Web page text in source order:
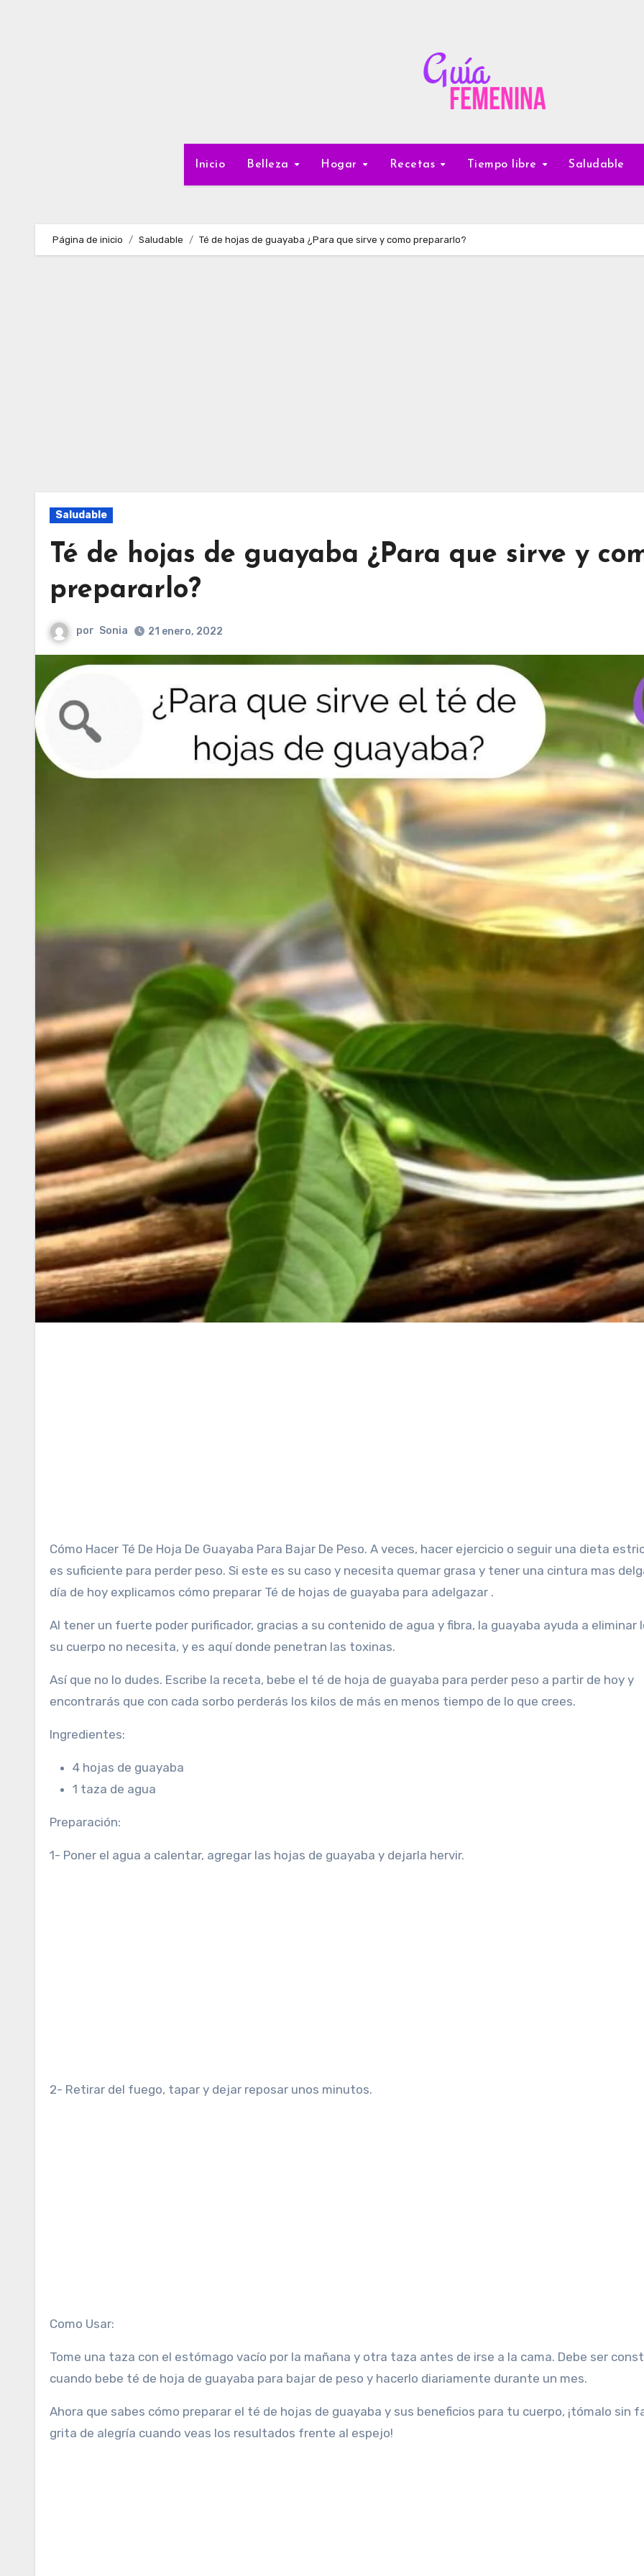
Inicio Belleza Hogar Recetas Tiempo libre Saludable
Página de inicio Saludable Té de hojas de guayaba ¿Para que sirve y como prepararlo?
Saludable
Té de hojas de guayaba ¿Para que sirve y
prepararlo?
por Sonia 21 enero, 2022
Cómo Hacer Té De Hoja De Guayaba Para Bajar De Peso. A veces, hacer ejercicio o seguir una dieta estricta no
es suficiente para perder peso. Si este es su caso y necesita quemar grasa y tener una cintura mas
día de hoy explicamos cómo preparar Té de hojas de guayaba para adelgazar .
Al tener un fuerte poder purificador, gracias a su contenido de agua y fibra, la guayaba ayuda a eliminar
su cuerpo no necesita, y es aquí donde penetran las toxinas.
Así que no lo dudes. Escribe la receta, bebe el té de hoja de guayaba para perder peso a partir de hoy y
encontrarás que con cada sorbo perderás los kilos de más en menos tiempo de lo que crees.
Ingredientes:
4 hojas de guayaba
1 taza de agua
Preparación:
1- Poner el agua a calentar, agregar las hojas de guayaba y dejarla hervir.
2- Retirar del fuego, tapar y dejar reposar unos minutos.
Como Usar:
Tome una taza con el estómago vacío por la mañana y otra taza antes de irse a la cama. Debe ser
cuando bebe té de hoja de guayaba para bajar de peso y hacerlo diariamente durante un mes.
Ahora que sabes cómo preparar el té de hojas de guayaba y sus beneficios para tu cuerpo, ¡tómalo sin
grita de alegría cuando veas los resultados frente al espejo!